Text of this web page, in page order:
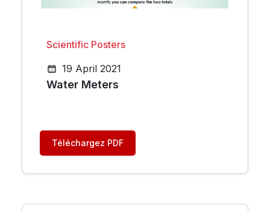
Scientific Posters
19 April 2021
Water Meters
Téléchargez PDF